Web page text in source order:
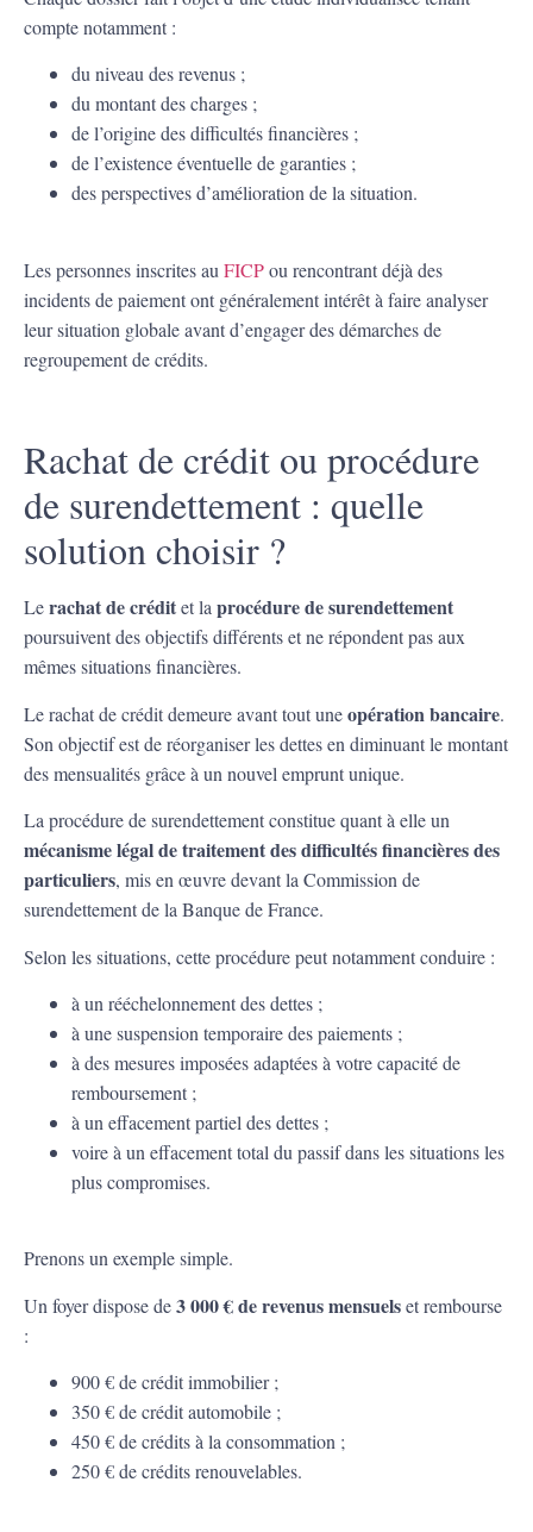
compte notamment :
du niveau des revenus ;
du montant des charges ;
de l’origine des difficultés financières ;
de l’existence éventuelle de garanties ;
des perspectives d’amélioration de la situation.
Les personnes inscrites au FICPou rencontrant déjà des
incidents de paiement ont généralement intérêt à faire analyser
leur situation globale avant d’engager des démarches de
regroupement de crédits.
Rachat de crédit ou procédure
de surendettement : quelle
solution choisir ?
Lerachat de créditet laprocédure de surendettement
poursuivent des objectifs différents et ne répondent pas aux
mêmes situations financières.
Le rachat de crédit demeure avant tout uneopération bancaire.
Son objectif est de réorganiser les dettes en diminuant le montant
des mensualités grâce à un nouvel emprunt unique.
La procédure de surendettement constitue quant à elle un
mécanisme légal de traitement des difficultés financières des
particuliers, mis en œuvre devant la Commission de
surendettement de la Banque de France.
Selon les situations, cette procédure peut notamment conduire :
à un rééchelonnement des dettes ;
à une suspension temporaire des paiements ;
à des mesures imposées adaptées à votre capacité de
remboursement ;
à un effacement partiel des dettes ;
voire à un effacement total du passif dans les situations les
plus compromises.
Prenons un exemple simple.
Un foyer dispose de3 000 € de revenus mensuelset rembourse
:
900 € de crédit immobilier ;
350 € de crédit automobile ;
450 € de crédits à la consommation ;
250 € de crédits renouvelables.